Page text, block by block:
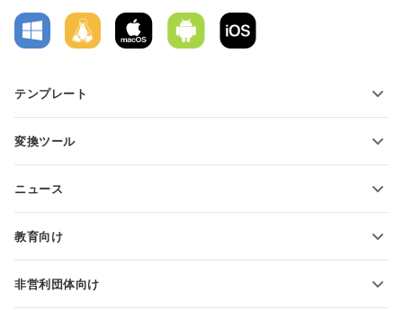
テンプレート
テキスト文書テンプレート
変換ツール
スプレッドシートの変換
PDFの変換
ニュース
教育向け
教育関係者向け
非営利団体向け